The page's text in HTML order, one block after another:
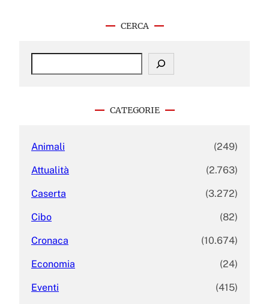
CERCA
S
CATEGORIE
Animali (249)
Attualità (2.763)
Caserta (3.272)
Cibo (82)
Cronaca (10.674)
Economia (24)
Eventi (415)